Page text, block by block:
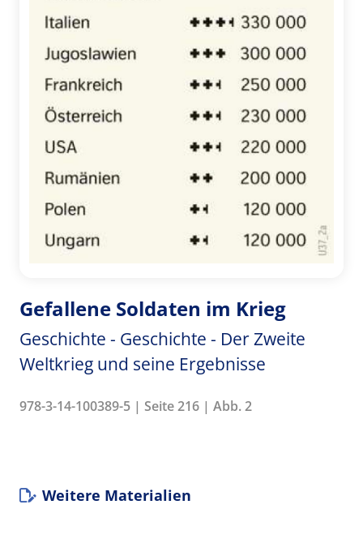
Gefallene Soldaten im Krieg
Geschichte - Geschichte - Der Zweite
Weltkrieg und seine Ergebnisse
978-3-14-100389-5 | Seite 216 | Abb. 2
Weitere Materialien